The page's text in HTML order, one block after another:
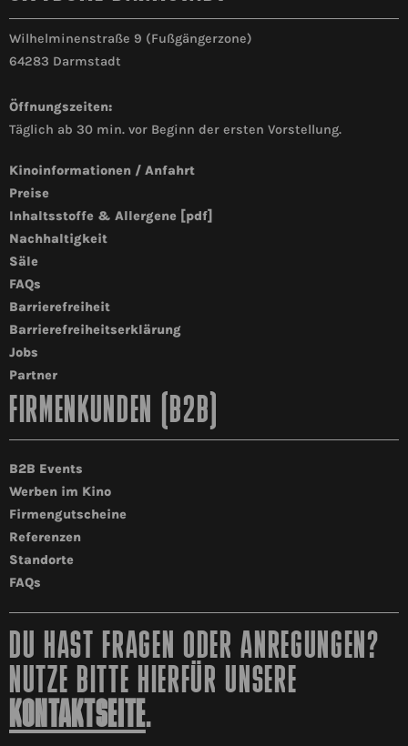
Wilhelminenstraße 9 (Fußgängerzone)
64283 Darmstadt
Öffnungszeiten:
Täglich ab 30 min. vor Beginn der ersten Vorstellung.
Kinoinformationen / Anfahrt
Preise
Inhaltsstoffe & Allergene [pdf]
Nachhaltigkeit
Säle
FAQs
Barrierefreiheit
Barrierefreiheitserklärung
Jobs
Partner
FIRMENKUNDEN (B2B)
B2B Events
Werben im Kino
Firmengutscheine
Referenzen
Standorte
FAQs
DU HAST FRAGEN ODER ANREGUNGEN?
NUTZE BITTE HIERFÜR UNSERE
KONTAKTSEITE.